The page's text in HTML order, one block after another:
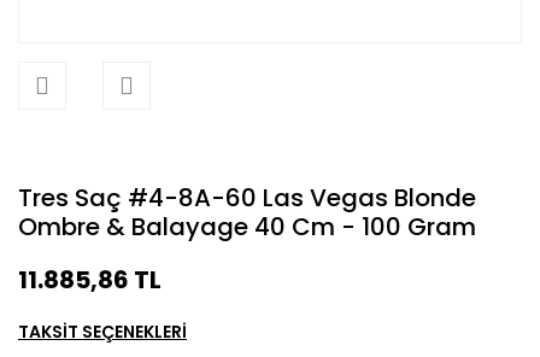
Tres Saç #4-8A-60 Las Vegas Blonde
Ombre & Balayage 40 Cm - 100 Gram
11.885,86 TL
TAKSİT SEÇENEKLERİ